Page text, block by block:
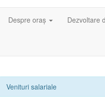
Despre oraș Dezvoltare
Venituri salariale